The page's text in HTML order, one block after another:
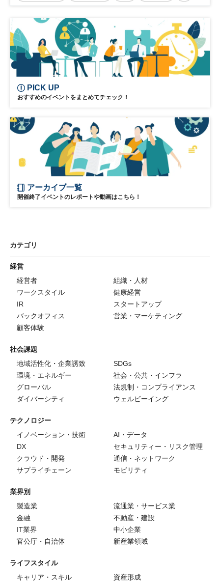
参加無料
PICK UP
おすすめのイベントをまとめてチェック！
アーカイブ一覧
開催終了イベントのレポートや動画はこちら！
カテゴリ
経営
経営者
組織・人材
ワークスタイル
健康経営
IR
スタートアップ
バックオフィス
営業・マーケティング
顧客体験
社会課題
地域活性化・企業誘致
SDGs
環境・エネルギー
社会・公共・インフラ
グローバル
法規制・コンプライアンス
ダイバーシティ
ウェルビーイング
テクノロジー
イノベーション・技術
AI・データ
DX
セキュリティー・リスク管理
クラウド・開発
通信・ネットワーク
サプライチェーン
モビリティ
業界別
製造業
流通業・サービス業
金融
不動産・建設
IT業界
中小企業
官公庁・自治体
新産業領域
ライフスタイル
キャリア・スキル
資産形成